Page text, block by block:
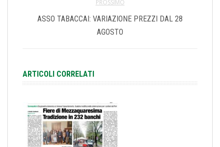
PROSSIMO
ASSO TABACCAI: VARIAZIONE PREZZI DAL 28
AGOSTO
ARTICOLI CORRELATI